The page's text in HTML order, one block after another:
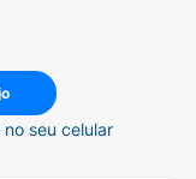
seu celular